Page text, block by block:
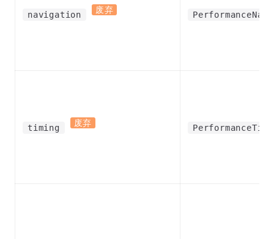
navigation 废弃
timing 废弃